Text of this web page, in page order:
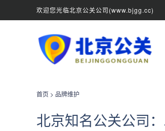
欢迎您光临北京公关公司(www.bjgg.cc)
首页 > 品牌维护
北京知名公关公司